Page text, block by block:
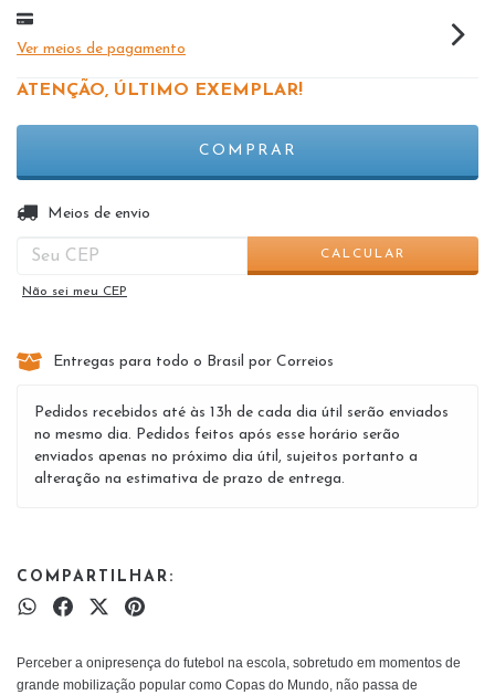
Ver meios de pagamento
ATENÇÃO, ÚLTIMO EXEMPLAR!
Entregas para o CEP:
Meios de envio
CALCULAR
Não sei meu CEP
Entregas para todo o Brasil por Correios
Pedidos recebidos até às 13h de cada dia útil serão enviados
no mesmo dia. Pedidos feitos após esse horário serão
enviados apenas no próximo dia útil, sujeitos portanto a
alteração na estimativa de prazo de entrega.
COMPARTILHAR:
Perceber a onipresença do futebol na escola, sobretudo em momentos de
grande mobilização popular como Copas do Mundo, não passa de